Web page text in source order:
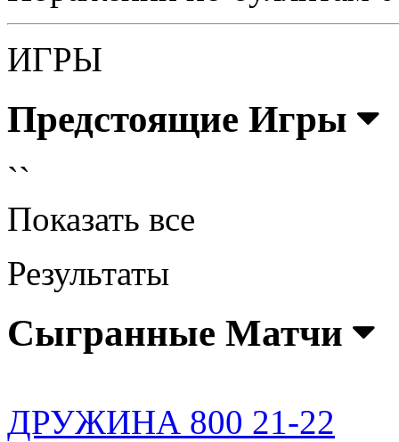
ИГРЫ
Предстоящие Игры
``
Показать все
Результаты
Сыгранные Матчи
ДРУЖИНА 800 21-22